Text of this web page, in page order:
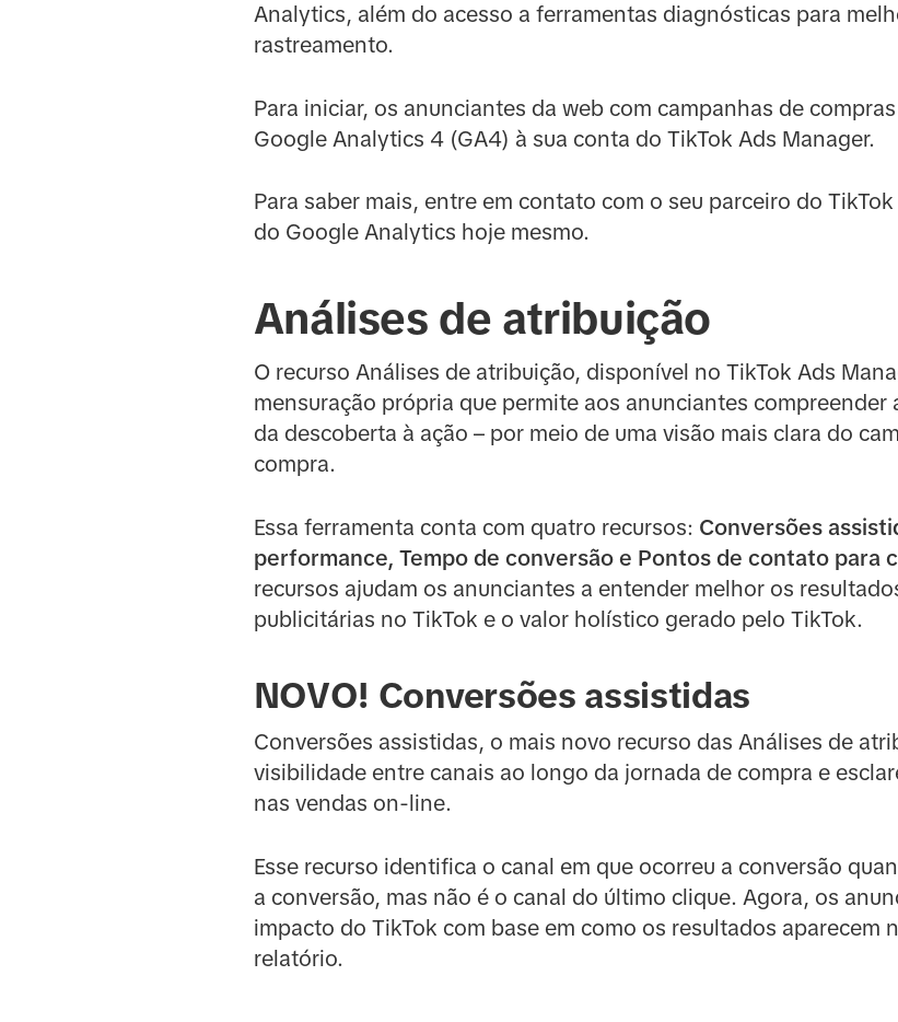
Analytics, além do acesso a ferramentas diagnósticas para
rastreamento.
Para iniciar, os anunciantes da web com campanhas de
Google Analytics 4 (GA4) à sua conta do TikTok Ads Manager.
Para saber mais, entre em contato com o seu parceiro do
do Google Analytics hoje mesmo.
Análises de atribuição
O recurso Análises de atribuição, disponível no TikTok Ads
mensuração própria que permite aos anunciantes compreender
da descoberta à ação – por meio de uma visão mais clara do
compra.
Essa ferramenta conta com quatro recursos: Conversões
performance, Tempo de conversão e Pontos de contato para
recursos ajudam os anunciantes a entender melhor os
publicitárias no TikTok e o valor holístico gerado pelo TikTok.
NOVO! Conversões assistidas
Conversões assistidas, o mais novo recurso das Análises de
visibilidade entre canais ao longo da jornada de compra e
nas vendas on-line.
Esse recurso identifica o canal em que ocorreu a conversão
a conversão, mas não é o canal do último clique. Agora, os
impacto do TikTok com base em como os resultados aparecem
relatório.